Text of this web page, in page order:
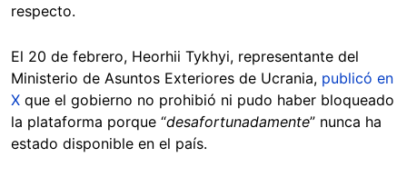
respecto.
El 20 de febrero, Heorhii Tykhyi, representante del
Ministerio de Asuntos Exteriores de Ucrania, publicó en
X que el gobierno no prohibió ni pudo haber bloqueado
la plataforma porque “desafortunadamente” nunca ha
estado disponible en el país.